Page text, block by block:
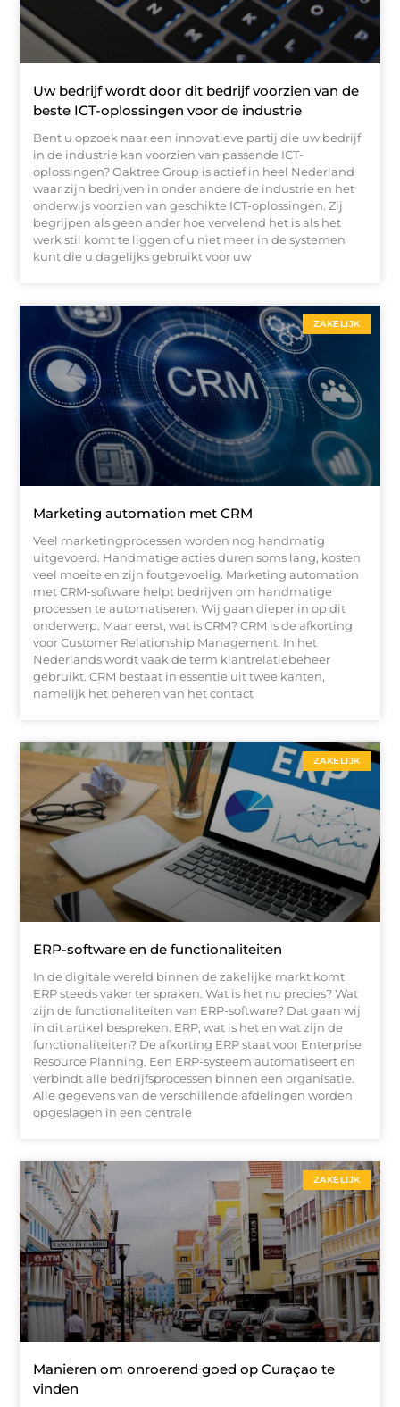
Uw bedrijf wordt door dit bedrijf voorzien van de
beste ICT-oplossingen voor de industrie
Bent u opzoek naar een innovatieve partij die uw bedrijf
in de industrie kan voorzien van passende ICT-
oplossingen? Oaktree Group is actief in heel Nederland
waar zijn bedrijven in onder andere de industrie en het
onderwijs voorzien van geschikte ICT-oplossingen. Zij
begrijpen als geen ander hoe vervelend het is als het
werk stil komt te liggen of u niet meer in de systemen
kunt die u dagelijks gebruikt voor uw
ZAKELIJK
Marketing automation met CRM
Veel marketingprocessen worden nog handmatig
uitgevoerd. Handmatige acties duren soms lang, kosten
veel moeite en zijn foutgevoelig. Marketing automation
met CRM-software helpt bedrijven om handmatige
processen te automatiseren. Wij gaan dieper in op dit
onderwerp. Maar eerst, wat is CRM? CRM is de afkorting
voor Customer Relationship Management. In het
Nederlands wordt vaak de term klantrelatiebeheer
gebruikt. CRM bestaat in essentie uit twee kanten,
namelijk het beheren van het contact
ZAKELIJK
ERP-software en de functionaliteiten
In de digitale wereld binnen de zakelijke markt komt
ERP steeds vaker ter spraken. Wat is het nu precies? Wat
zijn de functionaliteiten van ERP-software? Dat gaan wij
in dit artikel bespreken. ERP, wat is het en wat zijn de
functionaliteiten? De afkorting ERP staat voor Enterprise
Resource Planning. Een ERP-systeem automatiseert en
verbindt alle bedrijfsprocessen binnen een organisatie.
Alle gegevens van de verschillende afdelingen worden
opgeslagen in een centrale
ZAKELIJK
Manieren om onroerend goed op Curaçao te
vinden